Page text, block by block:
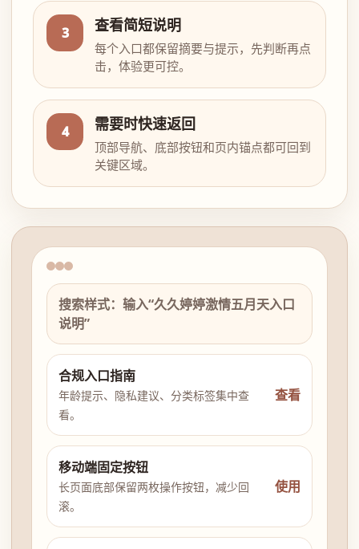
3 查看简短说明
每个入口都保留摘要与提示，先判断再点
击，体验更可控。
4 需要时快速返回
顶部导航、底部按钮和页内锚点都可回到
关键区域。
搜索样式：输入“久久婷婷激情五月天入口
说明”
合规入口指南
年龄提示、隐私建议、分类标签集中查
看。
查看
移动端固定按钮
长页面底部保留两枚操作按钮，减少回
滚。
使用